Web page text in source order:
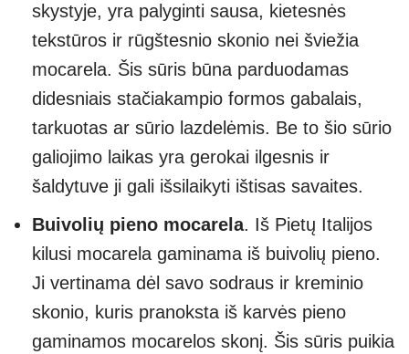
skystyje, yra palyginti sausa, kietesnės
tekstūros ir rūgštesnio skonio nei šviežia
mocarela. Šis sūris būna parduodamas
didesniais stačiakampio formos gabalais,
tarkuotas ar sūrio lazdelėmis. Be to šio sūrio
galiojimo laikas yra gerokai ilgesnis ir
šaldytuve ji gali išsilaikyti ištisas savaites.
Buivolių pieno mocarela. Iš Pietų Italijos
kilusi mocarela gaminama iš buivolių pieno.
Ji vertinama dėl savo sodraus ir kreminio
skonio, kuris pranoksta iš karvės pieno
gaminamos mocarelos skonį. Šis sūris puikia